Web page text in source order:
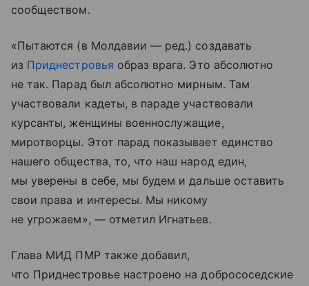
сообществом.
«Пытаются (в Молдавии — ред.) создавать
из Приднестровья образ врага. Это абсолютно
не так. Парад был абсолютно мирным. Там
участвовали кадеты, в параде участвовали
курсанты, женщины военнослужащие,
миротворцы. Этот парад показывает единство
нашего общества, то, что наш народ един,
мы уверены в себе, мы будем и дальше оставить
свои права и интересы. Мы никому
не угрожаем», — отметил Игнатьев.
Глава МИД ПМР также добавил,
что Приднестровье настроено на добрососедские